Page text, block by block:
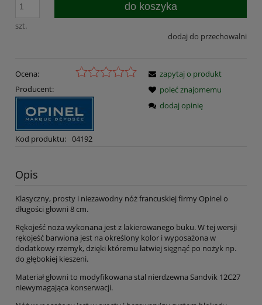
szt.
do koszyka
dodaj do przechowalni
Ocena:
Producent:
Kod produktu: 04192
zapytaj o produkt
poleć znajomemu
dodaj opinię
Opis
Klasyczny, prosty i niezawodny nóż francuskiej firmy Opinel o
długości głowni 8 cm.
Rękojeść noża wykonana jest z lakierowanego buku. W tej wersji
rękojeść barwiona jest na określony kolor i wyposażona w
dodatkowy rzemyk, dzięki któremu łatwiej sięgnąć po nożyk np.
do głębokiej kieszeni.
Materiał głowni to modyfikowana stal nierdzewna Sandvik 12C27
niewymagająca konserwacji.